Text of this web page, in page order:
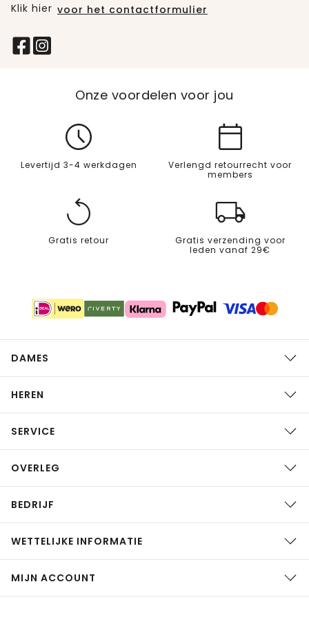
Klik hier voor het contactformulier
Onze voordelen voor jou
Levertijd 3-4 werkdagen
Verlengd retourrecht voor
members
Gratis retour
Gratis verzending voor
leden vanaf 29€
DAMES
HEREN
SERVICE
OVERLEG
BEDRIJF
WETTELIJKE INFORMATIE
MIJN ACCOUNT